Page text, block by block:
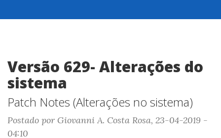
Versão 629- Alterações do
sistema
Patch Notes (Alterações no sistema)
Postado por Giovanni A. Costa Rosa, 23-04-2019 -
04:10